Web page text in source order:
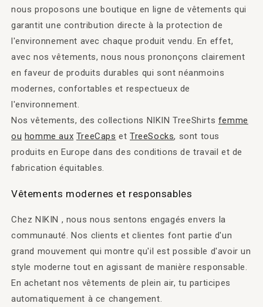
nous proposons une boutique en ligne de vêtements qui
garantit une contribution directe à la protection de
l'environnement avec chaque produit vendu. En effet,
avec nos vêtements, nous nous prononçons clairement
en faveur de produits durables qui sont néanmoins
modernes, confortables et respectueux de
l'environnement.
Nos vêtements, des collections NIKIN TreeShirts femme
ou homme aux TreeCaps etTreeSocks, sont tous
produits en Europe dans des conditions de travail et de
fabrication équitables.
Vêtements modernes et responsables
Chez NIKIN , nous nous sentons engagés envers la
communauté. Nos clients et clientes font partie d'un
grand mouvement qui montre qu'il est possible d'avoir un
style moderne tout en agissant de manière responsable.
En achetant nos vêtements de plein air, tu participes
automatiquement à ce changement.